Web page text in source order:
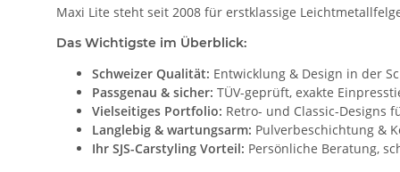
Maxi Lite steht seit 2008 für erstklassige
Das Wichtigste im Überblick:
Schweizer Qualität: Entwicklung & Design in der
Passgenau & sicher: TÜV-geprüft, exakte
Vielseitiges Portfolio: Retro- und Classic-Designs
Langlebig & wartungsarm: Pulverbeschichtung &
Ihr SJS-Carstyling Vorteil: Persönliche Beratung,